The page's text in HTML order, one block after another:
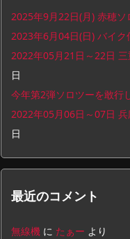
2025年9月22日(月) 赤穂ソ
2023年6月04日(日) バイク
2022年05月21日～22日
日
今年第2弾ソロツーを敢行
2022年05月06日～07日
日
最近のコメント
無線機 に たぁー より